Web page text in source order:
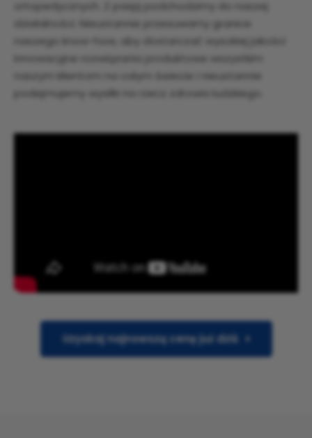
działalności. Nieustannie przesuwamy granice
naszego know-how, aby dostarczać wysokiej jakości
naszym klientom na całym świecie i nieustannie
podejmujemy wysiłki na rzecz zdrowia ludzkiego.
Uzyskaj najnowszą cenę już dziś